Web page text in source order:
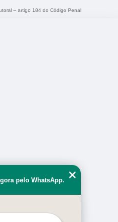
– artigo 184 do Código Penal
pelo WhatsApp.